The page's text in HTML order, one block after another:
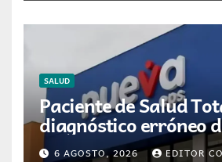
SALUD
Paciente de Salud
diagnóstico erróneo
por resultados de
6 AGOSTO, 2026 EDITOR